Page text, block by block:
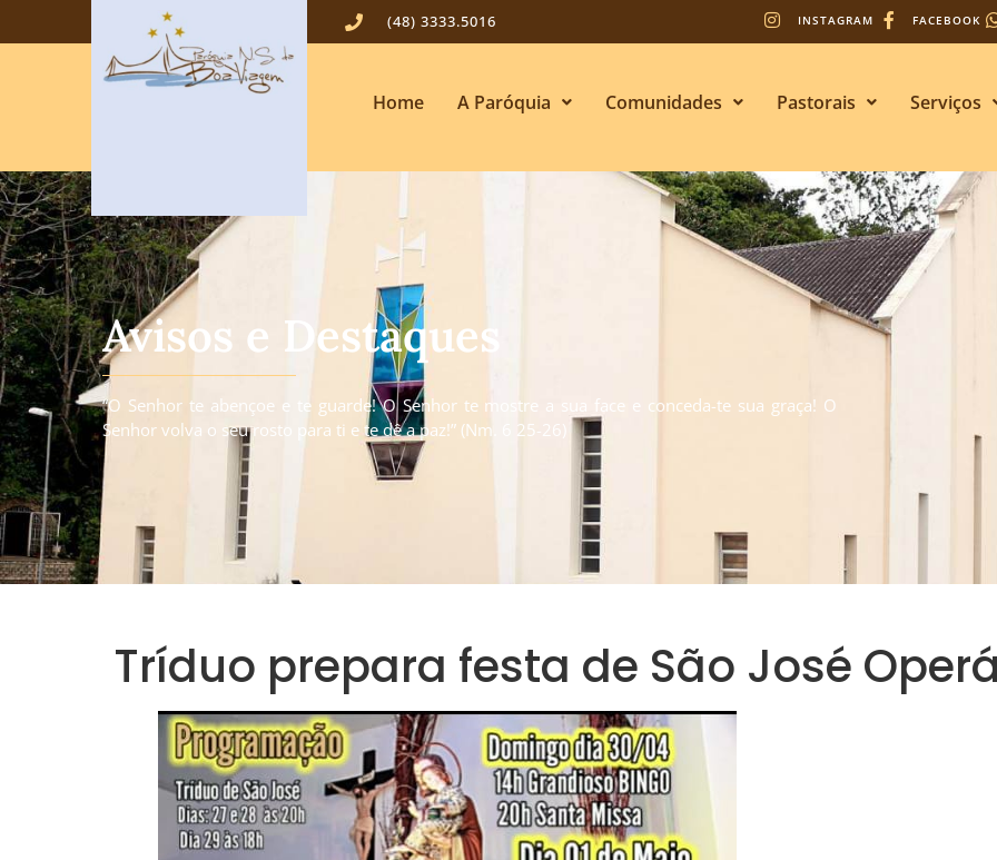
(48) 3333.5016 INSTAGRAM FACEBOOK
Home A Paróquia Comunidades Pastorais Serviços
Avisos e Destaques
“O Senhor te abençoe e te guarde! O Senhor te mostre a sua face e conceda-te sua graça! O
Senhor volva o seu rosto para ti e te dê a paz!” (Nm. 6 25-26)
Tríduo prepara festa de São José